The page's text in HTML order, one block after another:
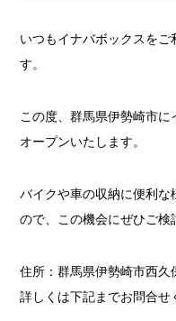
いつもイナバボックスをご
す。
この度、群馬県伊勢崎市
オープンいたします。
バイクや車の収納に便利
ので、この機会にぜひご検
住所：群馬県伊勢崎市西久
詳しくは下記までお問合せ